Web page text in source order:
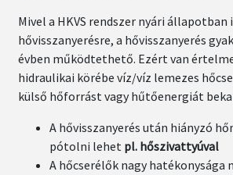
Mivel a HKVS rendszer nyári állapotban
hővisszanyerésre, a hővisszanyerés
évben működtethető. Ezért van
hidraulikai körébe víz/víz lemezes
külső hőforrást vagy hűtőenergiát
A hővisszanyerés után hiányzó
pótolni lehet pl. hőszivattyúval
A hőcserélők nagy